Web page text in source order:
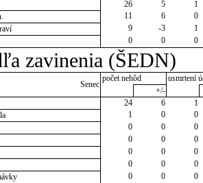
26 5
1
11 6
0
9 -3
1
0 0 0
zavinenia (ŠEDN)
Senec
počet nehôd
usmrtení
+/-
24 6
1
1 0
0
0 0
0
0 0
0
0 0
0
0 0
0
0 0
0